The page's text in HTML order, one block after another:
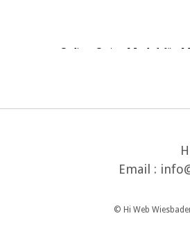
Online Quizz Modul für
Email :
© Hi Web